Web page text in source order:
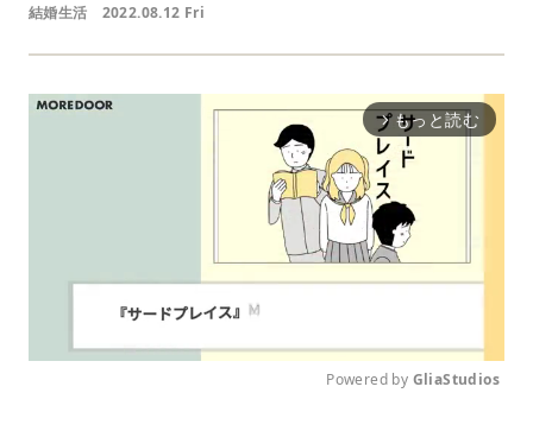
結婚生活 2022.08.12 Fri
arrow_forward_ios もっと読む
Powered by GliaStudios